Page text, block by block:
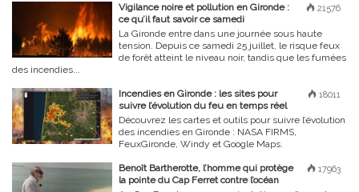
21576
Vigilance noire et pollution en Gironde :
ce qu’il faut savoir ce samedi
La Gironde entre dans une journée sous haute
tension. Depuis ce samedi 25 juillet, le risque feux
de forêt atteint le niveau noir, tandis que les fumées
des incendies...
18011
Incendies en Gironde : les sites pour
suivre l’évolution du feu en temps réel
Découvrez les cartes et outils pour suivre l’évolution
des incendies en Gironde : NASA FIRMS,
FeuxGironde, Windy et Google Maps.
17963
Benoît Bartherotte, l’homme qui protège
la pointe du Cap Ferret contre l’océan